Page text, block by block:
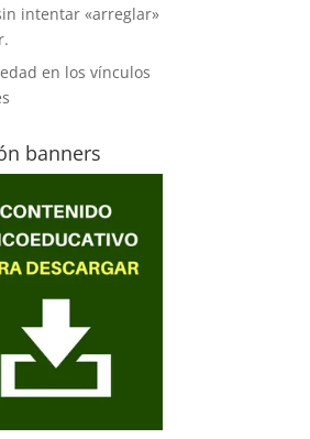
intentar «arreglar»
en los vínculos
banners